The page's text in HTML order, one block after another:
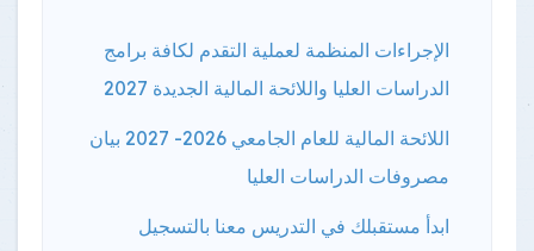
الإجراءات المنظمة لعملية التقدم لكافة برامج
الدراسات العليا واللائحة المالية الجديدة 2027
اللائحة المالية للعام الجامعي 2026- 2027 بيان
مصروفات الدراسات العليا
ابدأ مستقبلك في التدريس معنا بالتسجيل